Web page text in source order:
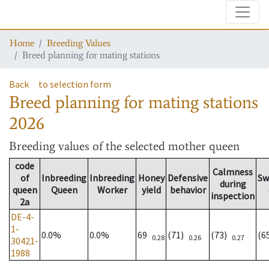
Home
Breeding Values
Breed planning for mating stations
Back to selection form
Breed planning for mating stations
2026
Breeding values of the selected mother queen
code
of
queen
2a
Inbreeding
Queen
Inbreeding
Worker
Honey
yield
Defensive
behavior
Calmness
during
inspection
DE-4-
1-
30421-
1988
0.0% 0.0% 69 0.28 (71) 0.26 (73) 0.27